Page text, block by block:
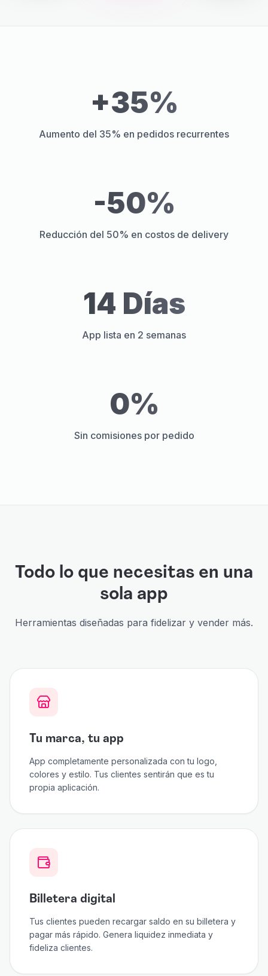
+35%
Aumento del 35% en pedidos recurrentes
-50%
Reducción del 50% en costos de delivery
14 Días
App lista en 2 semanas
0%
Sin comisiones por pedido
Todo lo que necesitas en una
sola app
Herramientas diseñadas para fidelizar y vender más.
Tu marca, tu app
App completamente personalizada con tu logo,
colores y estilo. Tus clientes sentirán que es tu
propia aplicación.
Billetera digital
Tus clientes pueden recargar saldo en su billetera y
pagar más rápido. Genera liquidez inmediata y
fideliza clientes.